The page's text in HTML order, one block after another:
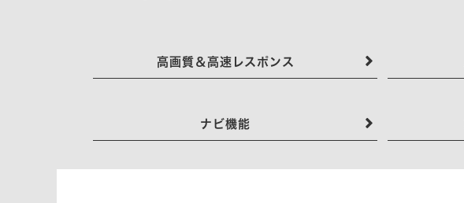
高画質＆高速レスポンス
ナビ機能